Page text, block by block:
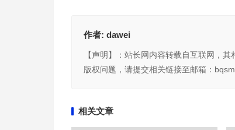
作者: dawei
【声明】：站长网内容转载自互联网，
版权问题，请提交相关链接至邮箱：
相关文章